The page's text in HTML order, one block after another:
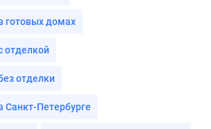
готовых домах
отделкой
отделки
Санкт-Петербурге